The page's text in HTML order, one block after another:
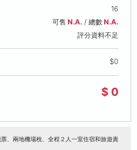
16
可售 N.A./ 總數N.A.
評分資料不足
$0
$ 0
、兩地機場稅、全程２人一室住宿和旅遊責